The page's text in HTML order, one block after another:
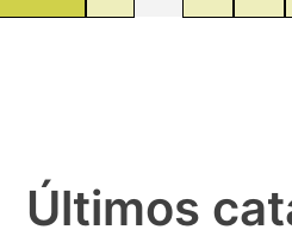
Últimos